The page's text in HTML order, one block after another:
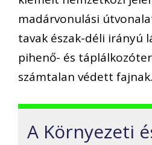
madárvonulási
tavak észak-déli irányú
pihenő- és
számtalan védett fajnak.
A Környezeti